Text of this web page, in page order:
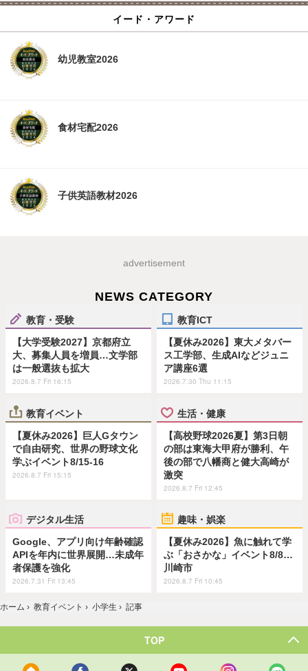
イード・アワード
幼児教室2026
食材宅配2026
子供英語教材2026
advertisement
NEWS CATEGORY
教育・受験
【大学受験2027】京都府立
大、募集人員を増員…文学部
は一般選抜も拡大
2026.8.7 Fri 16:15
教育ICT
【夏休み2026】東大メタバー
ス工学部、生成AIなどジュニ
ア講座6選
2026.7.30 Thu 11:15
教育イベント
【夏休み2026】巨人Gタウン
で自由研究、世界の野球文化
学ぶイベント8/15-16
2026.8.7 Fri 15:15
生活・健康
【高校野球2026夏】第3日朝
の部は東海大甲府が勝利、午
後の部で八幡商と健大高崎が
激突
2026.8.7 Fri 12:45
デジタル生活
Google、アプリ向け年齢確認
APIを年内に世界展開…未成年
者保護を強化
2026.7.31 Fri 13:45
趣味・娯楽
【夏休み2026】魚に触れて学
ぶ「おさかな」イベント8/8…
川崎市
2026.8.7 Fri 10:45
ホーム › 教育イベント › 小学生 › 記事
TOP